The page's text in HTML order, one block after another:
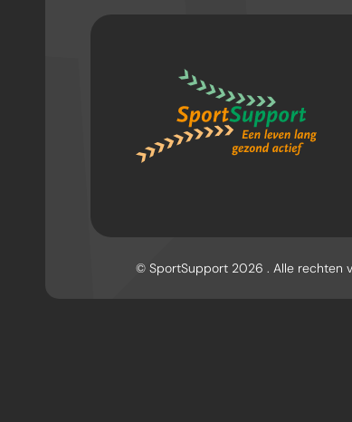
© SportSupport 2026 . Alle rechten